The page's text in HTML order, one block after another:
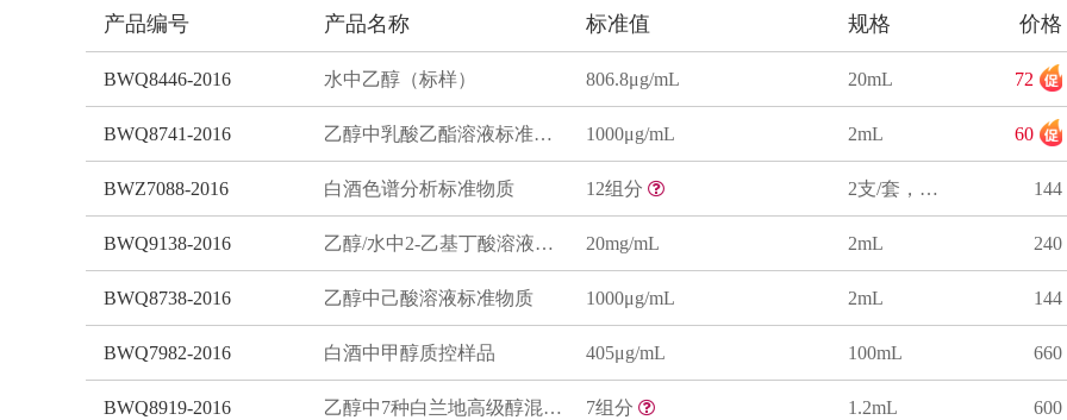
产品编号 产品名称 标准值 规格 价格
BWQ8446-2016 水中乙醇（标样） 806.8μg/mL 20mL 72
BWQ8741-2016 乙醇中乳酸乙酯溶液标准物质 1000μg/mL 2mL 60
BWZ7088-2016 白酒色谱分析标准物质 12组分 2支/套，序号1为2mL，序号2为5mL 144
BWQ9138-2016 乙醇/水中2-乙基丁酸溶液标准物质（GB/T 10345-2022 ） 20mg/mL 2mL 240
BWQ8738-2016 乙醇中己酸溶液标准物质 1000μg/mL 2mL 144
BWQ7982-2016 白酒中甲醇质控样品 405μg/mL 100mL 660
BWQ8919-2016 乙醇中7种白兰地高级醇混合溶液标准物质(GB/T 11856-2008) 7组分 1.2mL 600